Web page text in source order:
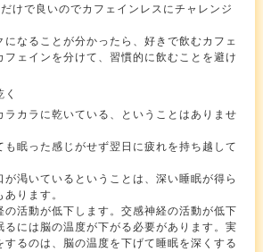
けで良いのでカフェインレスにチャレンジ
になることが分かったら、好きで飲むカフェ
フェインを分けて、習慣的に飲むことを避け
ラカラに乾いている、ということはありませ
も眠った感じがせず翌日に疲れを持ち越して
渇いているということは、深い睡眠が得ら
ります。
の活動が低下します。交感神経の活動が低下
るには脳の温度が下がる必要があります。実
するのは、脳の温度を下げて睡眠を深くする